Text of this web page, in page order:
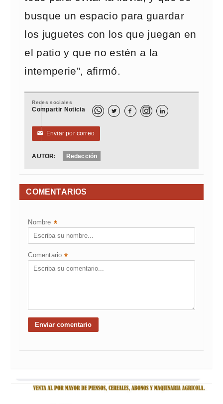
busque un espacio para guardar
los juguetes con los que juegan en
el patio y que no estén a la
intemperie”, afirmó.
Redes sociales
Compartir Noticia   
✉ Enviar por correo
AUTOR: Redacción
COMENTARIOS
Nombre *
Comentario *